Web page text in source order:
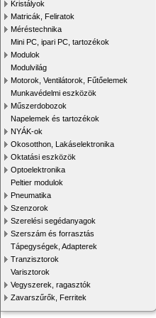
Kristályok
Matricák, Feliratok
Méréstechnika
Mini PC, ipari PC, tartozékok
Modulok
Modulvilág
Motorok, Ventilátorok, Fűtőelemek
Munkavédelmi eszközök
Műszerdobozok
Napelemek és tartozékok
NYÁK-ok
Okosotthon, Lakáselektronika
Oktatási eszközök
Optoelektronika
Peltier modulok
Pneumatika
Szenzorok
Szerelési segédanyagok
Szerszám és forrasztás
Tápegységek, Adapterek
Tranzisztorok
Varisztorok
Vegyszerek, ragasztók
Zavarszűrők, Ferritek